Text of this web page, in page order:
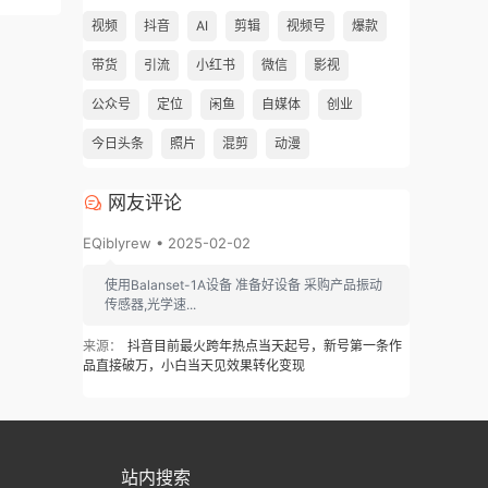
视频 抖音 AI 剪辑 视频号 爆款
带货 引流 小红书 微信 影视
公众号 定位 闲鱼 自媒体 创业
今日头条 照片 混剪 动漫
网友评论
EQiblyrew • 2025-02-02
使用Balanset-1A设备 准备好设备 采购产品振动
传感器,光学速...
来源：
抖音目前最火跨年热点当天起号，新号第一条作
品直接破万，小白当天见效果转化变现
站内搜索